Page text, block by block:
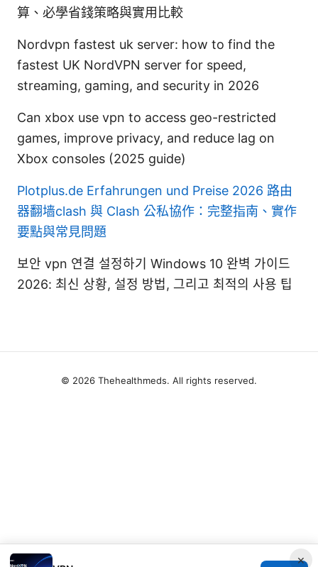
算、必學省錢策略與實用比較
Nordvpn fastest uk server: how to find the
fastest UK NordVPN server for speed,
streaming, gaming, and security in 2026
Can xbox use vpn to access geo-restricted
games, improve privacy, and reduce lag on
Xbox consoles (2025 guide)
Plotplus.de Erfahrungen und Preise 2026 路由
器翻墙clash 與 Clash 公私協作：完整指南、實作
要點與常見問題
보안 vpn 연결 설정하기 Windows 10 완벽 가이드
2026: 최신 상황, 설정 방법, 그리고 최적의 사용 팁
×
© 2026 Thehealthmeds. All rights reserved.